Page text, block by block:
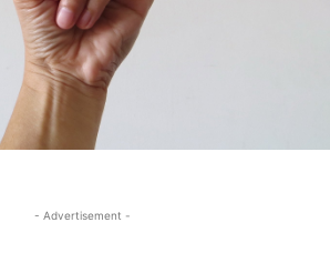
- Advertisement -